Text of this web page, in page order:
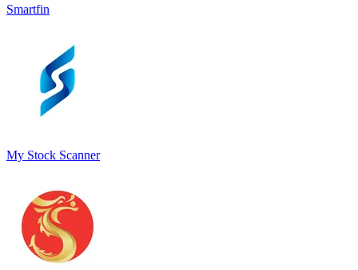
Smartfin
My Stock Scanner